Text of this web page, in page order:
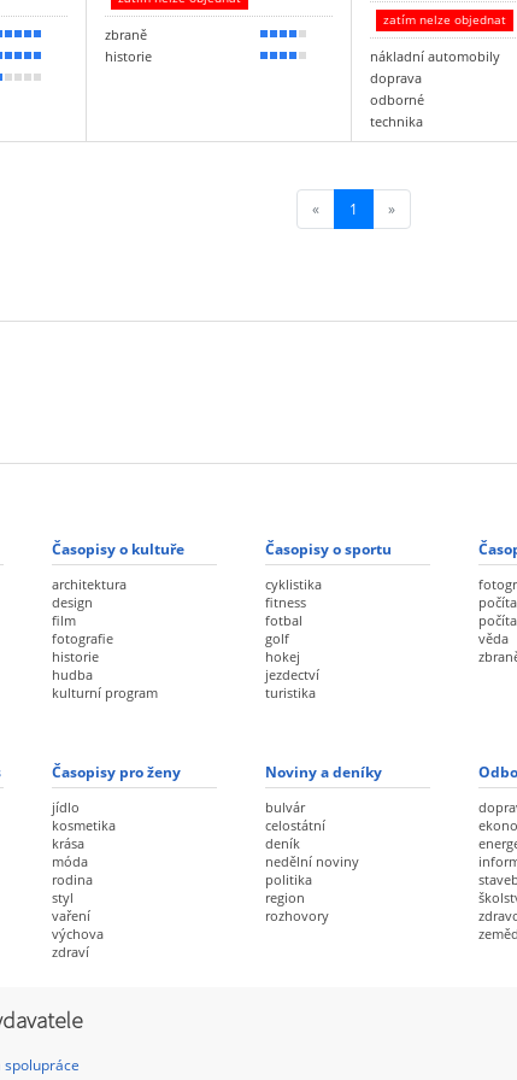
100 %
100 %
20 %
zbraně
80 %
historie
80 %
zatím nelze objednat
nákladní automobily
doprava
odborné
technika
« 1 (current)
»
Časopisy o kultuře
architektura
design
film
fotografie
historie
hudba
kulturní program
Časopisy o sportu
cyklistika
fitness
fotbal
golf
hokej
jezdectví
turistika
věda
Časopisy pro ženy
jídlo
kosmetika
krása
móda
rodina
styl
vaření
výchova
zdraví
Noviny a deníky
bulvár
celostátní
deník
nedělní noviny
politika
region
rozhovory
spolupráce